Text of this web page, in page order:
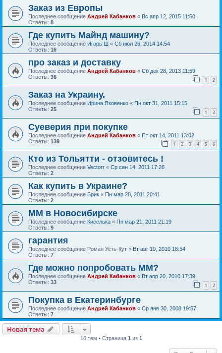
Заказ из Европы
Последнее сообщение Андрей Кабанков « Вс апр 12, 2015 11:50
Ответы: 8
Где купить Майнд машину?
Последнее сообщение Игорь Ш « Сб июл 26, 2014 14:54
Ответы: 16
про заказ и доставку
Последнее сообщение Андрей Кабанков « Сб дек 28, 2013 11:59
Ответы: 36 1 2
Заказ на Украину.
Последнее сообщение Ирина Яковенко « Пн окт 31, 2011 15:15
Ответы: 25 1 2
Суеверия при покупке
Последнее сообщение Андрей Кабанков « Пт окт 14, 2011 13:02
Ответы: 139 1 2 3 4 5 6
Кто из Тольятти - отзовитесь !
Последнее сообщение Vectorr « Ср сен 14, 2011 17:26
Ответы: 2
Как купить в Украине?
Последнее сообщение Брик « Пн мар 28, 2011 20:41
Ответы: 2
ММ в Новосибирске
Последнее сообщение Киселька « Пн мар 21, 2011 21:19
Ответы: 9
гарантия
Последнее сообщение Роман Усть-Кут « Вт авг 10, 2010 18:54
Ответы: 7
Где можно попробовать ММ?
Последнее сообщение Андрей Кабанков « Вт апр 20, 2010 17:39
Ответы: 33 1 2
Покупка в Екатеринбурге
Последнее сообщение Андрей Кабанков « Ср янв 30, 2008 19:57
Ответы: 7
Новая тема
16 тем • Страница 1 из 1